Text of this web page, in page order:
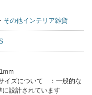
その他インテリア雑貨
イズについて ：一般的な
に設計されています